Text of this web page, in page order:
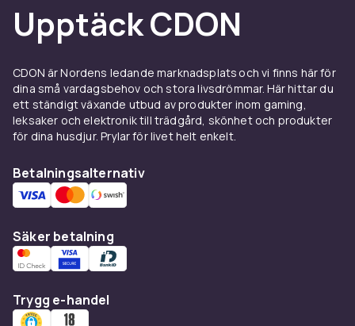
Upptäck CDON
CDON är Nordens ledande marknadsplats och vi finns här för
dina små vardagsbehov och stora livsdrömmar. Här hittar du
ett ständigt växande utbud av produkter inom gaming,
leksaker och elektronik till trädgård, skönhet och produkter
för dina husdjur. Prylar för livet helt enkelt.
Betalningsalternativ
Säker betalning
Trygg e-handel